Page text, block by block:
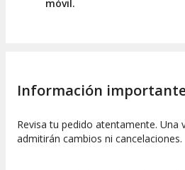
móvil.
Información
Revisa tu pedido atentamente. Una
admitirán cambios ni cancelaciones.